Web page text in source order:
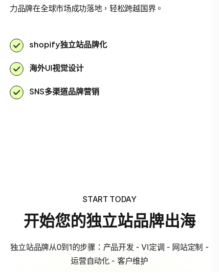
力品牌在全球市场成功落地，轻松跨越国界。
shopify独立站品牌化
海外UI视觉设计
SNS多渠道品牌营销
START TODAY
开始您的独立站品牌出海
独立站品牌从0到1的步骤：产品开发 - VI定调 - 网站定制 -
运营自动化 - 客户维护